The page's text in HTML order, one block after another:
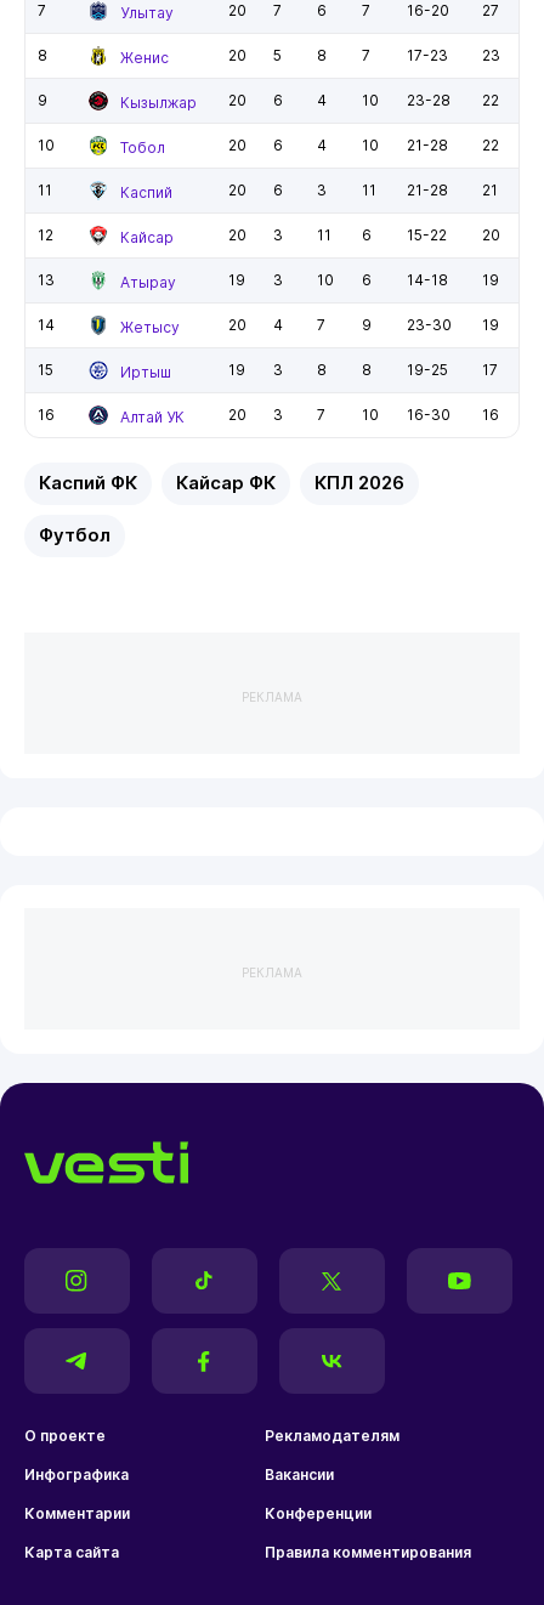
7 Улытау 20 7 6 7 16-20 27
8 Женис 20 5 8 7 17-23 23
9 Кызылжар 20 6 4 10 23-28 22
10 Тобол 20 6 4 10 21-28 22
11 Каспий 20 6 3 11 21-28 21
12 Кайсар 20 3 11 6 15-22 20
13 Атырау 19 3 10 6 14-18 19
14 Жетысу 20 4 7 9 23-30 19
15 Иртыш 19 3 8 8 19-25 17
16 Алтай УК 20 3 7 10 16-30 16
Каспий ФК Кайсар ФК КПЛ 2026
Футбол
РЕКЛАМА
РЕКЛАМА
О проекте Рекламодателям
Инфографика Вакансии
Комментарии Конференции
Карта сайта Правила комментирования